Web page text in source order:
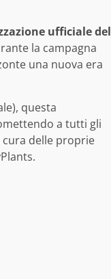
ufficiale del
la campagna
una nuova era
questa
a tutti gli
cura delle proprie